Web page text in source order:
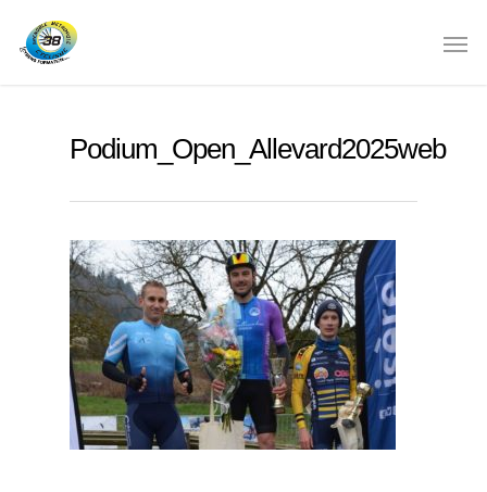
Podium_Open_Allevard2025web